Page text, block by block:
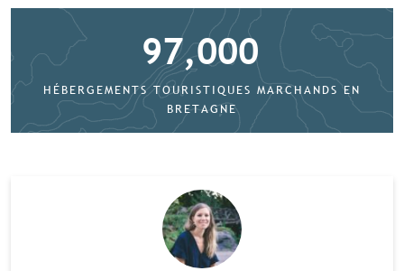
97,000
HÉBERGEMENTS TOURISTIQUES MARCHANDS EN
BRETAGNE
tous nos contenus exclusifs
Souscrire à l'abonnement premium
Se connecter
Accès complet aux études
Accès aux guides pratiques